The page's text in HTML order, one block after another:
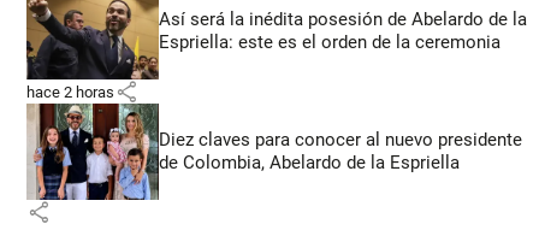
Así será la inédita posesión de Abelardo de la
Espriella: este es el orden de la ceremonia
hace 2 horas share
Diez claves para conocer al nuevo presidente
de Colombia, Abelardo de la Espriella
share